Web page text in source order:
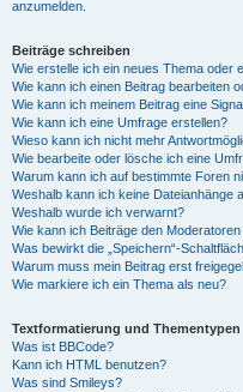
anzumelden.
Beiträge schreiben
Wie erstelle ich ein neues Thema oder
Wie kann ich einen Beitrag bearbeiten
Wie kann ich meinem Beitrag eine
Wie kann ich eine Umfrage erstellen?
Wieso kann ich nicht mehr
Wie bearbeite oder lösche ich eine
Warum kann ich auf bestimmte Foren
Weshalb kann ich keine Dateianhänge
Weshalb wurde ich verwarnt?
Wie kann ich Beiträge den
Was bewirkt die „Speichern“-
Warum muss mein Beitrag erst
Wie markiere ich ein Thema als neu?
Textformatierung und Thementypen
Was ist BBCode?
Kann ich HTML benutzen?
Was sind Smileys?